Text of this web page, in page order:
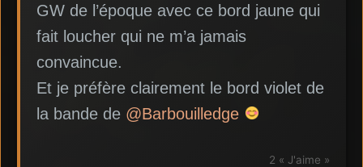
GW de l’époque avec ce bord jaune qui
fait loucher qui ne m’a jamais
convaincue.
Et je préfère clairement le bord violet de
la bande de @Barbouilledge
2 « J'aime »